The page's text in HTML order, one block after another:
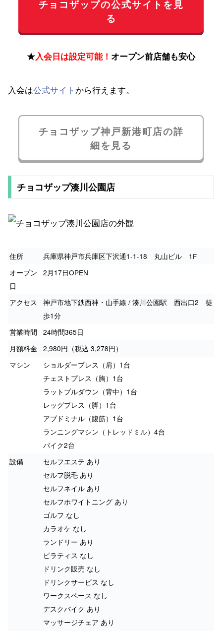
チョコザップの公式サイトを見
る
★入会日は設定可能！ オープン前店舗も安心
入会は公式サイト から行えます。
チョコザップ神戸新港町店の詳
細を見る
チョコザップ湊川公園店
住所
兵庫県神戸市兵庫区下沢通1-1-18 丸山ビル 1F
オープン
日
2月17日OPEN
アクセス
神戸市地下鉄西神・山手線 / 湊川公園駅 西出口2 徒
歩1分
営業時間
24時間365日
月額料金
2,980円（税込 3,278円）
マシン
ショルダープレス（肩）1台
チェストプレス（胸）1台
ラットプルダウン（背中）1台
レッグプレス（脚）1台
アブドミナル（腹筋）1台
ランニングマシン（トレッドミル）4台
バイク2台
設備
セルフエステ あり
セルフ脱毛 あり
セルフネイル あり
セルフホワイトニング あり
ゴルフ なし
カラオケ なし
ランドリー あり
ピラティス なし
ドリンク販売 なし
ドリンクサービス なし
ワークスペース なし
デスクバイク あり
マッサージチェア あり